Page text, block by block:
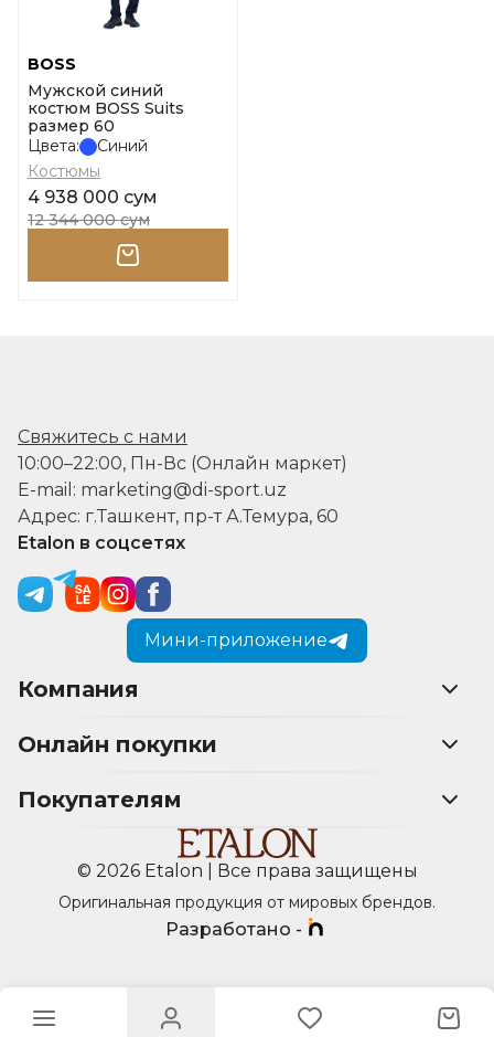
BOSS
Мужской синий
костюм BOSS Suits
размер 60
Цвета:
Синий
Костюмы
4 938 000 сум
12 344 000 сум
Свяжитесь с нами
10:00–22:00, Пн-Вс (Онлайн маркет)
E-mail: marketing@di-sport.uz
Адрес: г.Ташкент, пр-т А.Темура, 60
Etalon в соцсетях
Мини-приложение
Компания
Онлайн покупки
Покупателям
© 2026 Etalon | Все права защищены
Оригинальная продукция от мировых брендов.
Разработано -